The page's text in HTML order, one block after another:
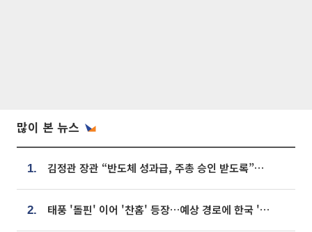
많이 본 뉴스
1. 김정관 장관 “반도체 성과급, 주총 승인 받도록”…상법·자본시장법 개정 시사
2. 태풍 '돌핀' 이어 '찬홈' 등장…예상 경로에 한국 '한숨'